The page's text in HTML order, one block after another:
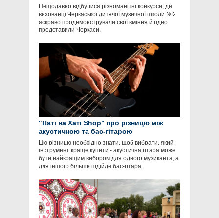
Нещодавно відбулися різноманітні конкурси, де
вихованці Черкаської дитячої музичної школи №2
яскраво продемонстрували свої вміння й гідно
представили Черкаси.
"Паті на Хаті Shop" про різницю між
акустичною та бас-гітарою
Цю різницю необхідно знати, щоб вибрати, який
інструмент краще купити - акустична гітара може
бути найкращим вибором для одного музиканта, а
для іншого більше підійде бас-гітара.